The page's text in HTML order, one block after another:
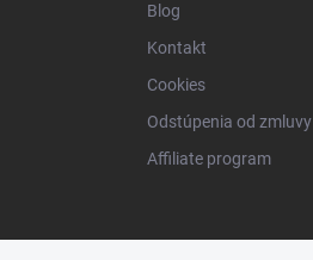
Blog
Kontakt
Cookies
Odstúpenia od zmluvy
Affiliate program